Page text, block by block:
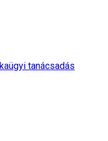
tanácsadás